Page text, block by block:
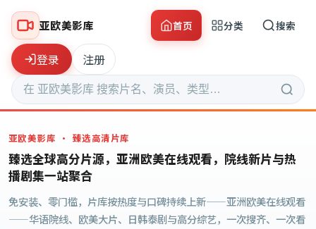
亚欧美影库 首页 分类 搜索
登录 注册
亚欧美影库 · 臻选高清片库
臻选全球高分片源，亚洲欧美在线观看，院线新片与热
播剧集一站聚合
免安装、零门槛，片库按热度与口碑持续上新——亚洲欧美在线观看
——华语院线、欧美大片、日韩泰剧与高分综艺，一次搜齐、一次看